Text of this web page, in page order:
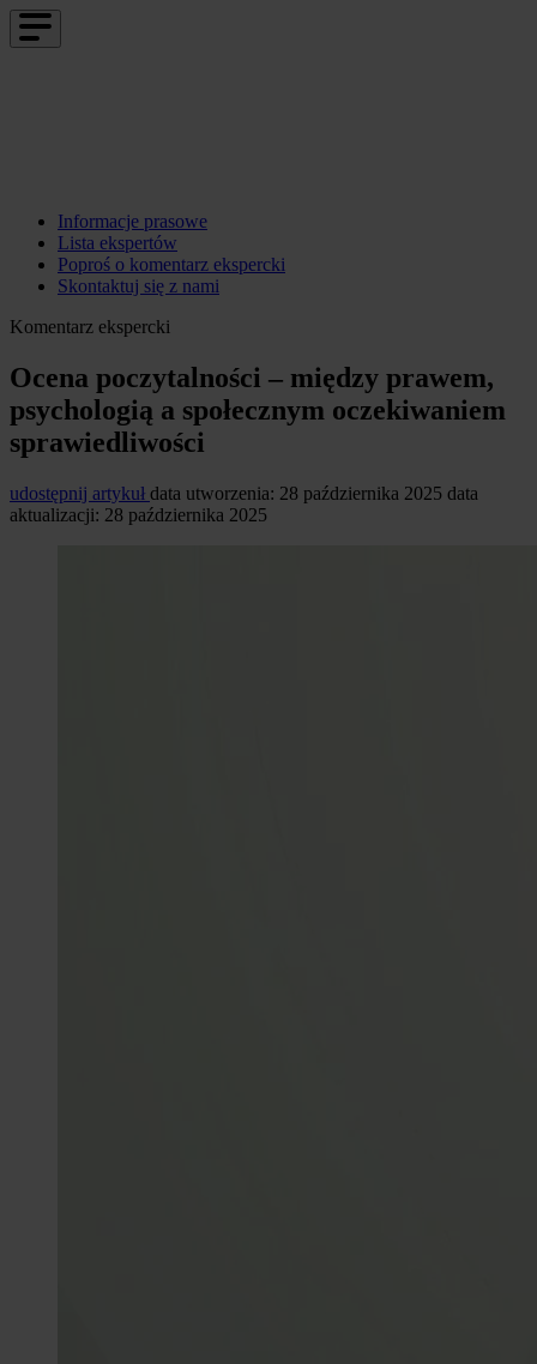
Informacje prasowe
Lista ekspertów
Poproś o komentarz ekspercki
Skontaktuj się z nami
Komentarz ekspercki
Ocena poczytalności – między prawem,
psychologią a społecznym oczekiwaniem
sprawiedliwości
udostępnij artykuł data utworzenia: 28 października 2025 data
aktualizacji: 28 października 2025